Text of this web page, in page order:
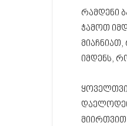
რამდენი
ჭამოთ
იმდენს,
დაელოდეთ
მიირთვით